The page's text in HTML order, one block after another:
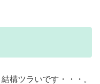
構ツラいです・・・。